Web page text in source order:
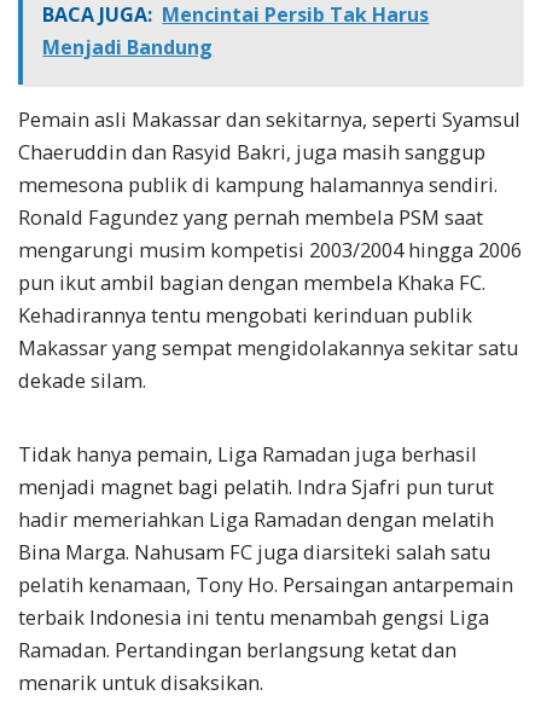
BACA JUGA: Mencintai Persib Tak Harus
Menjadi Bandung
Pemain asli Makassar dan sekitarnya, seperti Syamsul
Chaeruddin dan Rasyid Bakri, juga masih sanggup
memesona publik di kampung halamannya sendiri.
Ronald Fagundez yang pernah membela PSM saat
mengarungi musim kompetisi 2003/2004 hingga 2006
pun ikut ambil bagian dengan membela Khaka FC.
Kehadirannya tentu mengobati kerinduan publik
Makassar yang sempat mengidolakannya sekitar satu
dekade silam.
Tidak hanya pemain, Liga Ramadan juga berhasil
menjadi magnet bagi pelatih. Indra Sjafri pun turut
hadir memeriahkan Liga Ramadan dengan melatih
Bina Marga. Nahusam FC juga diarsiteki salah satu
pelatih kenamaan, Tony Ho. Persaingan antarpemain
terbaik Indonesia ini tentu menambah gengsi Liga
Ramadan. Pertandingan berlangsung ketat dan
menarik untuk disaksikan.